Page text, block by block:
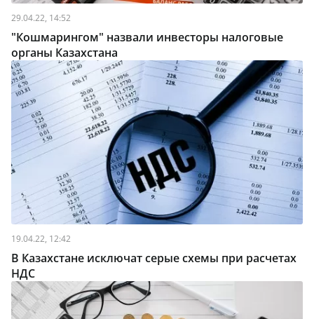
29.04.22, 14:52
"Кошмарингом" назвали инвесторы налоговые
органы Казахстана
19.04.22, 12:42
В Казахстане исключат серые схемы при расчетах
НДС